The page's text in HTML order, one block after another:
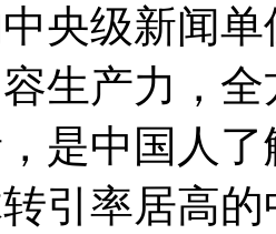
央级新闻
生产力，
是中国人
引率居高